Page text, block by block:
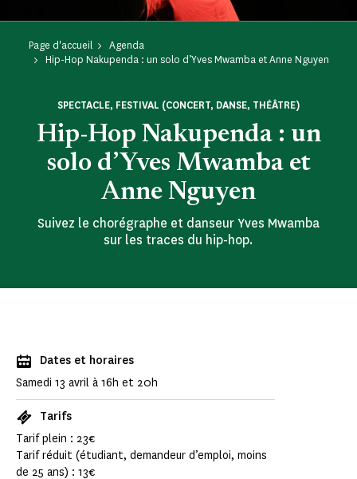
Page d'accueil
Agenda
Hip-Hop Nakupenda : un solo d’Yves Mwamba et Anne Nguyen
Hip-Hop Nakupenda : un
solo d’Yves Mwamba et
Anne Nguyen
SPECTACLE, FESTIVAL (CONCERT, DANSE, THÉÂTRE)
Suivez le chorégraphe et danseur Yves Mwamba
sur les traces du hip-hop.
Dates et horaires
Samedi 13 avril à 16h et 20h
Tarifs
Tarif plein : 23€
Tarif réduit (étudiant, demandeur d’emploi, moins
de 25 ans) : 13€